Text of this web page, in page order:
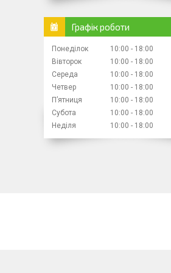
Графік роботи
Понеділок 10:00
18:00
Вівторок
10:00
18:00
Середа
10:00
18:00
Четвер
10:00
18:00
Пʼятниця
10:00
18:00
Субота
10:00
18:00
Неділя
10:00 18:00